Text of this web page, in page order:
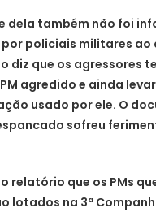
dela também não foi
policiais militares ao
diz que os agressores
agredido e ainda
usado por ele. O
sofreu
relatório que os PMs
lotados na 3ª